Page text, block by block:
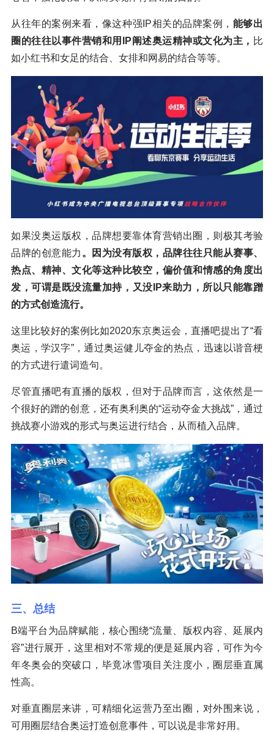
从往年的案例来看，像这种强IP相关的品牌案例， 能够出
圈的往往以事件营销和用IP阐述奥运精神或文化为主， 比
如小红书和女足的结合、女排和网易的结合等等。
如果没奥运版权，品牌想要靠体育营销出圈，则极其考验
品牌的创意能力 。因为没有版权，品牌往往只能从赛事、
热点、精神、文化等这种比较空，偏价值和情感的角度出
发，可谓是既没流量加持，又没IP来助力，所以只能靠蹭
的方式创造流行。
这里比较好的案例比如2020东京奥运会，直播吧提出了“看
奥运，学汉字”，通过奥运健儿夺金的热点，迅速以谐音梗
的方式进行遣词造句。
尽管直播吧有直播的版权，但对于品牌而言，这依然是一
个很好的蹭的创意，还有奥利奥的“运动夺金大挑战”，通过
挑战赛小游戏的形式与奥运进行结合，从而植入品牌。
三、总结
B端平台为品牌赋能，核心围绕“流量、版权内容、延展内
容”进行展开，这里相对不常规的便是延展内容，可作为今
年冬奥会的突破口，毕竟冰雪项目关注度小，圈层垂直属
性高。
对垂直圈层来讲，可精细化运营乃至出圈，对外围来说，
可用圈层结合奥运打造创意事件，可以说是非常好用。